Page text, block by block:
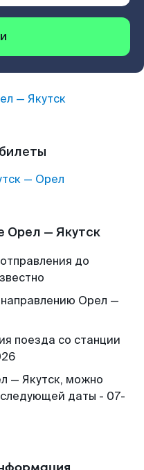
— Якутск
— Орел
Орел — Якутск
до
Орел —
поезда со станции
— Якутск, можно
даты - 07-